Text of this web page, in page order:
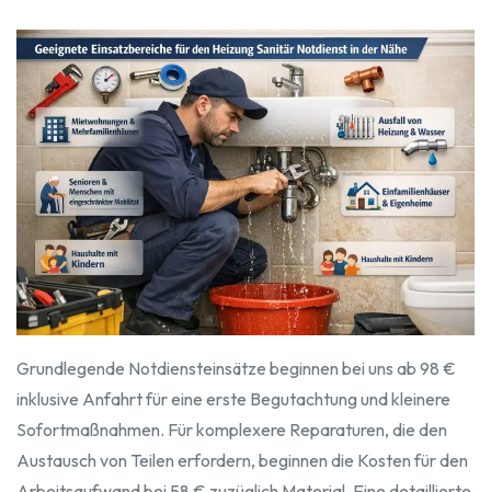
Grundlegende Notdiensteinsätze beginnen bei uns ab 98 €
inklusive Anfahrt für eine erste Begutachtung und kleinere
Sofortmaßnahmen. Für komplexere Reparaturen, die den
Austausch von Teilen erfordern, beginnen die Kosten für den